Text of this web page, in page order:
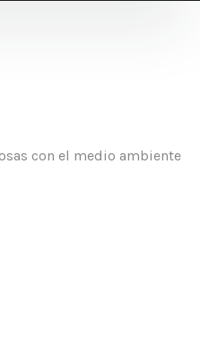
con el medio ambiente